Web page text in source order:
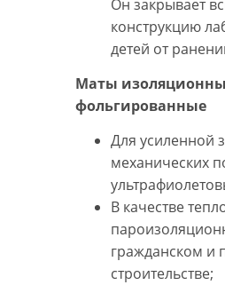
Он закрывает
конструкцию
детей от
Маты
фольгированные
Для усиленной
механических
В качестве
гражданском
строительстве;